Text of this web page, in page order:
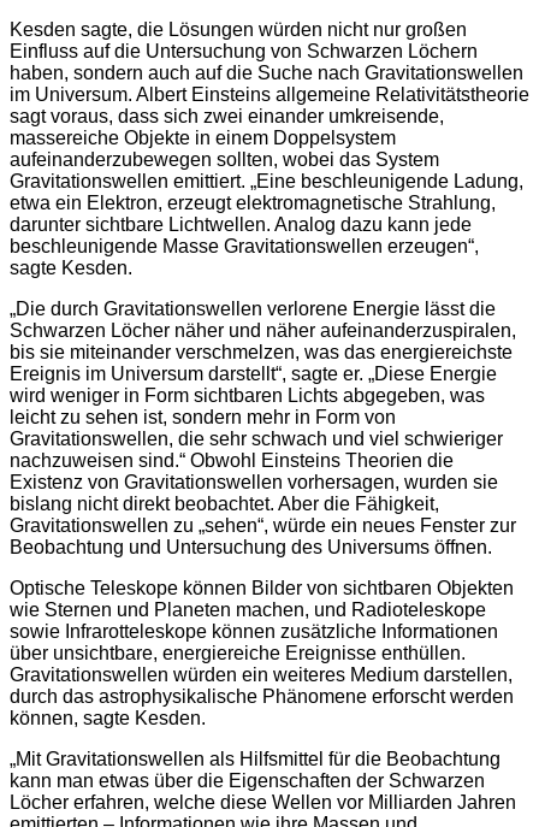
Kesden sagte, die Lösungen würden nicht nur großen
Einfluss auf die Untersuchung von Schwarzen Löchern
haben, sondern auch auf die Suche nach Gravitationswellen
im Universum. Albert Einsteins allgemeine Relativitätstheorie
sagt voraus, dass sich zwei einander umkreisende,
massereiche Objekte in einem Doppelsystem
aufeinanderzubewegen sollten, wobei das System
Gravitationswellen emittiert. „Eine beschleunigende Ladung,
etwa ein Elektron, erzeugt elektromagnetische Strahlung,
darunter sichtbare Lichtwellen. Analog dazu kann jede
beschleunigende Masse Gravitationswellen erzeugen“,
sagte Kesden.
„Die durch Gravitationswellen verlorene Energie lässt die
Schwarzen Löcher näher und näher aufeinanderzuspiralen,
bis sie miteinander verschmelzen, was das energiereichste
Ereignis im Universum darstellt“, sagte er. „Diese Energie
wird weniger in Form sichtbaren Lichts abgegeben, was
leicht zu sehen ist, sondern mehr in Form von
Gravitationswellen, die sehr schwach und viel schwieriger
nachzuweisen sind.“ Obwohl Einsteins Theorien die
Existenz von Gravitationswellen vorhersagen, wurden sie
bislang nicht direkt beobachtet. Aber die Fähigkeit,
Gravitationswellen zu „sehen“, würde ein neues Fenster zur
Beobachtung und Untersuchung des Universums öffnen.
Optische Teleskope können Bilder von sichtbaren Objekten
wie Sternen und Planeten machen, und Radioteleskope
sowie Infrarotteleskope können zusätzliche Informationen
über unsichtbare, energiereiche Ereignisse enthüllen.
Gravitationswellen würden ein weiteres Medium darstellen,
durch das astrophysikalische Phänomene erforscht werden
können, sagte Kesden.
„Mit Gravitationswellen als Hilfsmittel für die Beobachtung
kann man etwas über die Eigenschaften der Schwarzen
Löcher erfahren, welche diese Wellen vor Milliarden Jahren